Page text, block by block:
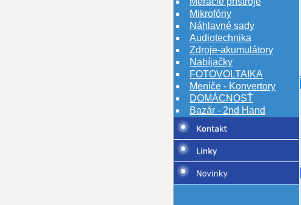
Mikrofóny
Náhlavné sady
Audiotechnika
Zdroje-akumulátory
Nabíjačky
FOTOVOLTAIKA
Meniče - Konvertory
DOMÁCNOSŤ
Bazár - 2nd Hand